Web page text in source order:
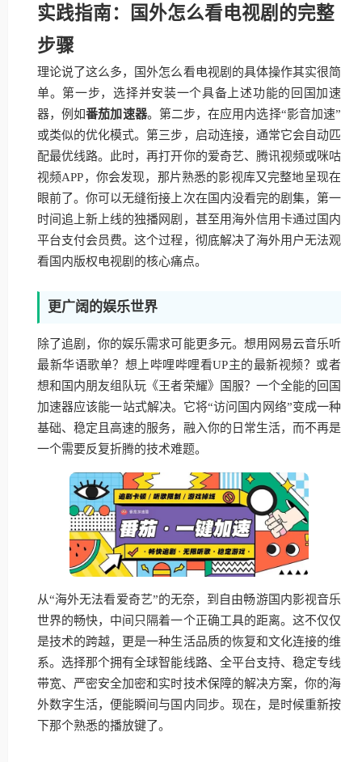
实践指南：国外怎么看电视剧的完整
步骤
理论说了这么多，国外怎么看电视剧的具体操作其实很简
单。第一步，选择并安装一个具备上述功能的回国加速
器，例如番茄加速器。第二步，在应用内选择“影音加速”
或类似的优化模式。第三步，启动连接，通常它会自动匹
配最优线路。此时，再打开你的爱奇艺、腾讯视频或咪咕
视频APP，你会发现，那片熟悉的影视库又完整地呈现在
眼前了。你可以无缝衔接上次在国内没看完的剧集，第一
时间追上新上线的独播网剧，甚至用海外信用卡通过国内
平台支付会员费。这个过程，彻底解决了海外用户无法观
看国内版权电视剧的核心痛点。
更广阔的娱乐世界
除了追剧，你的娱乐需求可能更多元。想用网易云音乐听
最新华语歌单？想上哔哩哔哩看UP主的最新视频？或者
想和国内朋友组队玩《王者荣耀》国服？一个全能的回国
加速器应该能一站式解决。它将“访问国内网络”变成一种
基础、稳定且高速的服务，融入你的日常生活，而不再是
一个需要反复折腾的技术难题。
从“海外无法看爱奇艺”的无奈，到自由畅游国内影视音乐
世界的畅快，中间只隔着一个正确工具的距离。这不仅仅
是技术的跨越，更是一种生活品质的恢复和文化连接的维
系。选择那个拥有全球智能线路、全平台支持、稳定专线
带宽、严密安全加密和实时技术保障的解决方案，你的海
外数字生活，便能瞬间与国内同步。现在，是时候重新按
下那个熟悉的播放键了。